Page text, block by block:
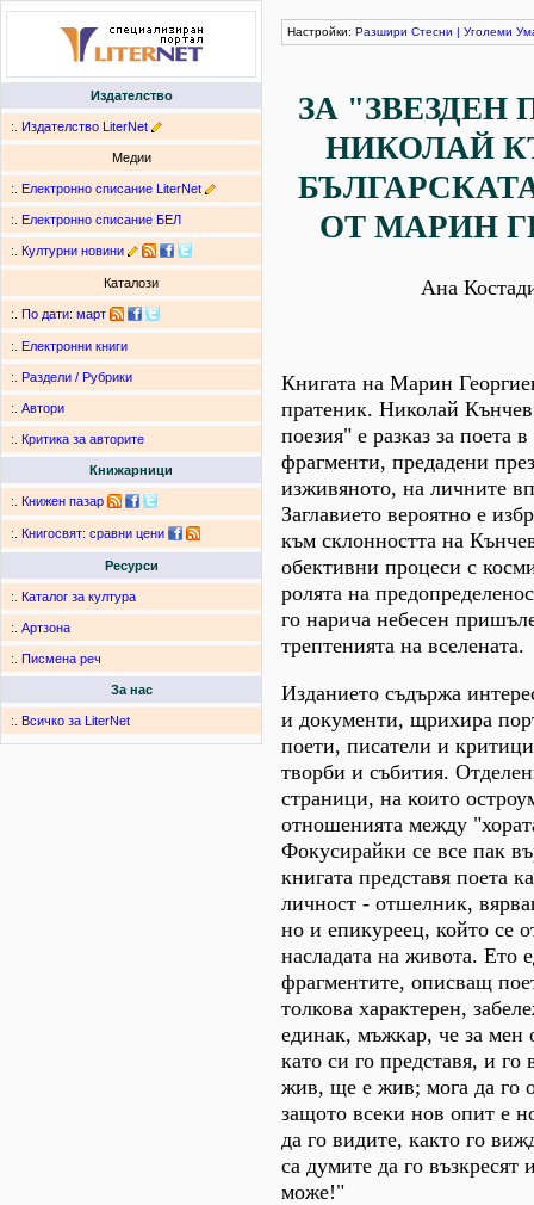
Издателство
:. Издателство LiterNet
Медии
:. Електронно списание LiterNet
:. Електронно списание БЕЛ
:. Културни новини
Каталози
:. По дати: март
:. Електронни книги
:. Раздели / Рубрики
:. Автори
:. Критика за авторите
Книжарници
:. Книжен пазар
:. Книгосвят: сравни цени
Ресурси
:. Каталог за култура
:. Артзона
:. Писмена реч
За нас
:. Всичко за LiterNet
Настройки: Разшири Стесни | Уголеми
ЗА "ЗВЕЗДЕН
НИКОЛАЙ
ОТ МАРИН
Ана
Книгата на Марин
пратеник. Николай Кънчев
поезия" е разказ за поета
фрагменти, предадени
изживяното, на личните
Заглавието вероятно е
към склонността на
обективни процеси с
ролята на
го нарича небесен
трептенията на вселената.
Изданието съдържа
и документи, щрихира
поети, писатели и
творби и събития.
страници, на които
отношенията между
Фокусирайки се все пак
книгата представя поета
личност - отшелник,
но и епикуреец, който се
насладата на живота. Ето
фрагментите, описващ
толкова характерен,
единак, мъжкар, че за
като си го представя, и
жив, ще е жив; мога да го
защото всеки нов опит е
да го видите, както го
са думите да го възкресят
може!"